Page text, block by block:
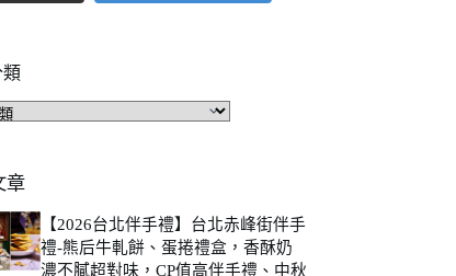
章
【2026台北伴手禮】台北赤峰街伴手
禮-熊后牛軋餅、蛋捲禮盒，香酥奶
濃不膩超對味，CP值高伴手禮、中秋